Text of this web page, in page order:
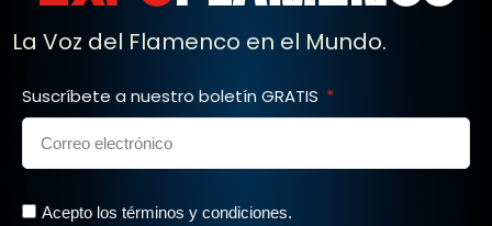
La Voz del Flamenco en el Mundo.
Suscríbete a nuestro boletín GRATIS
Acepto los términos y condiciones.